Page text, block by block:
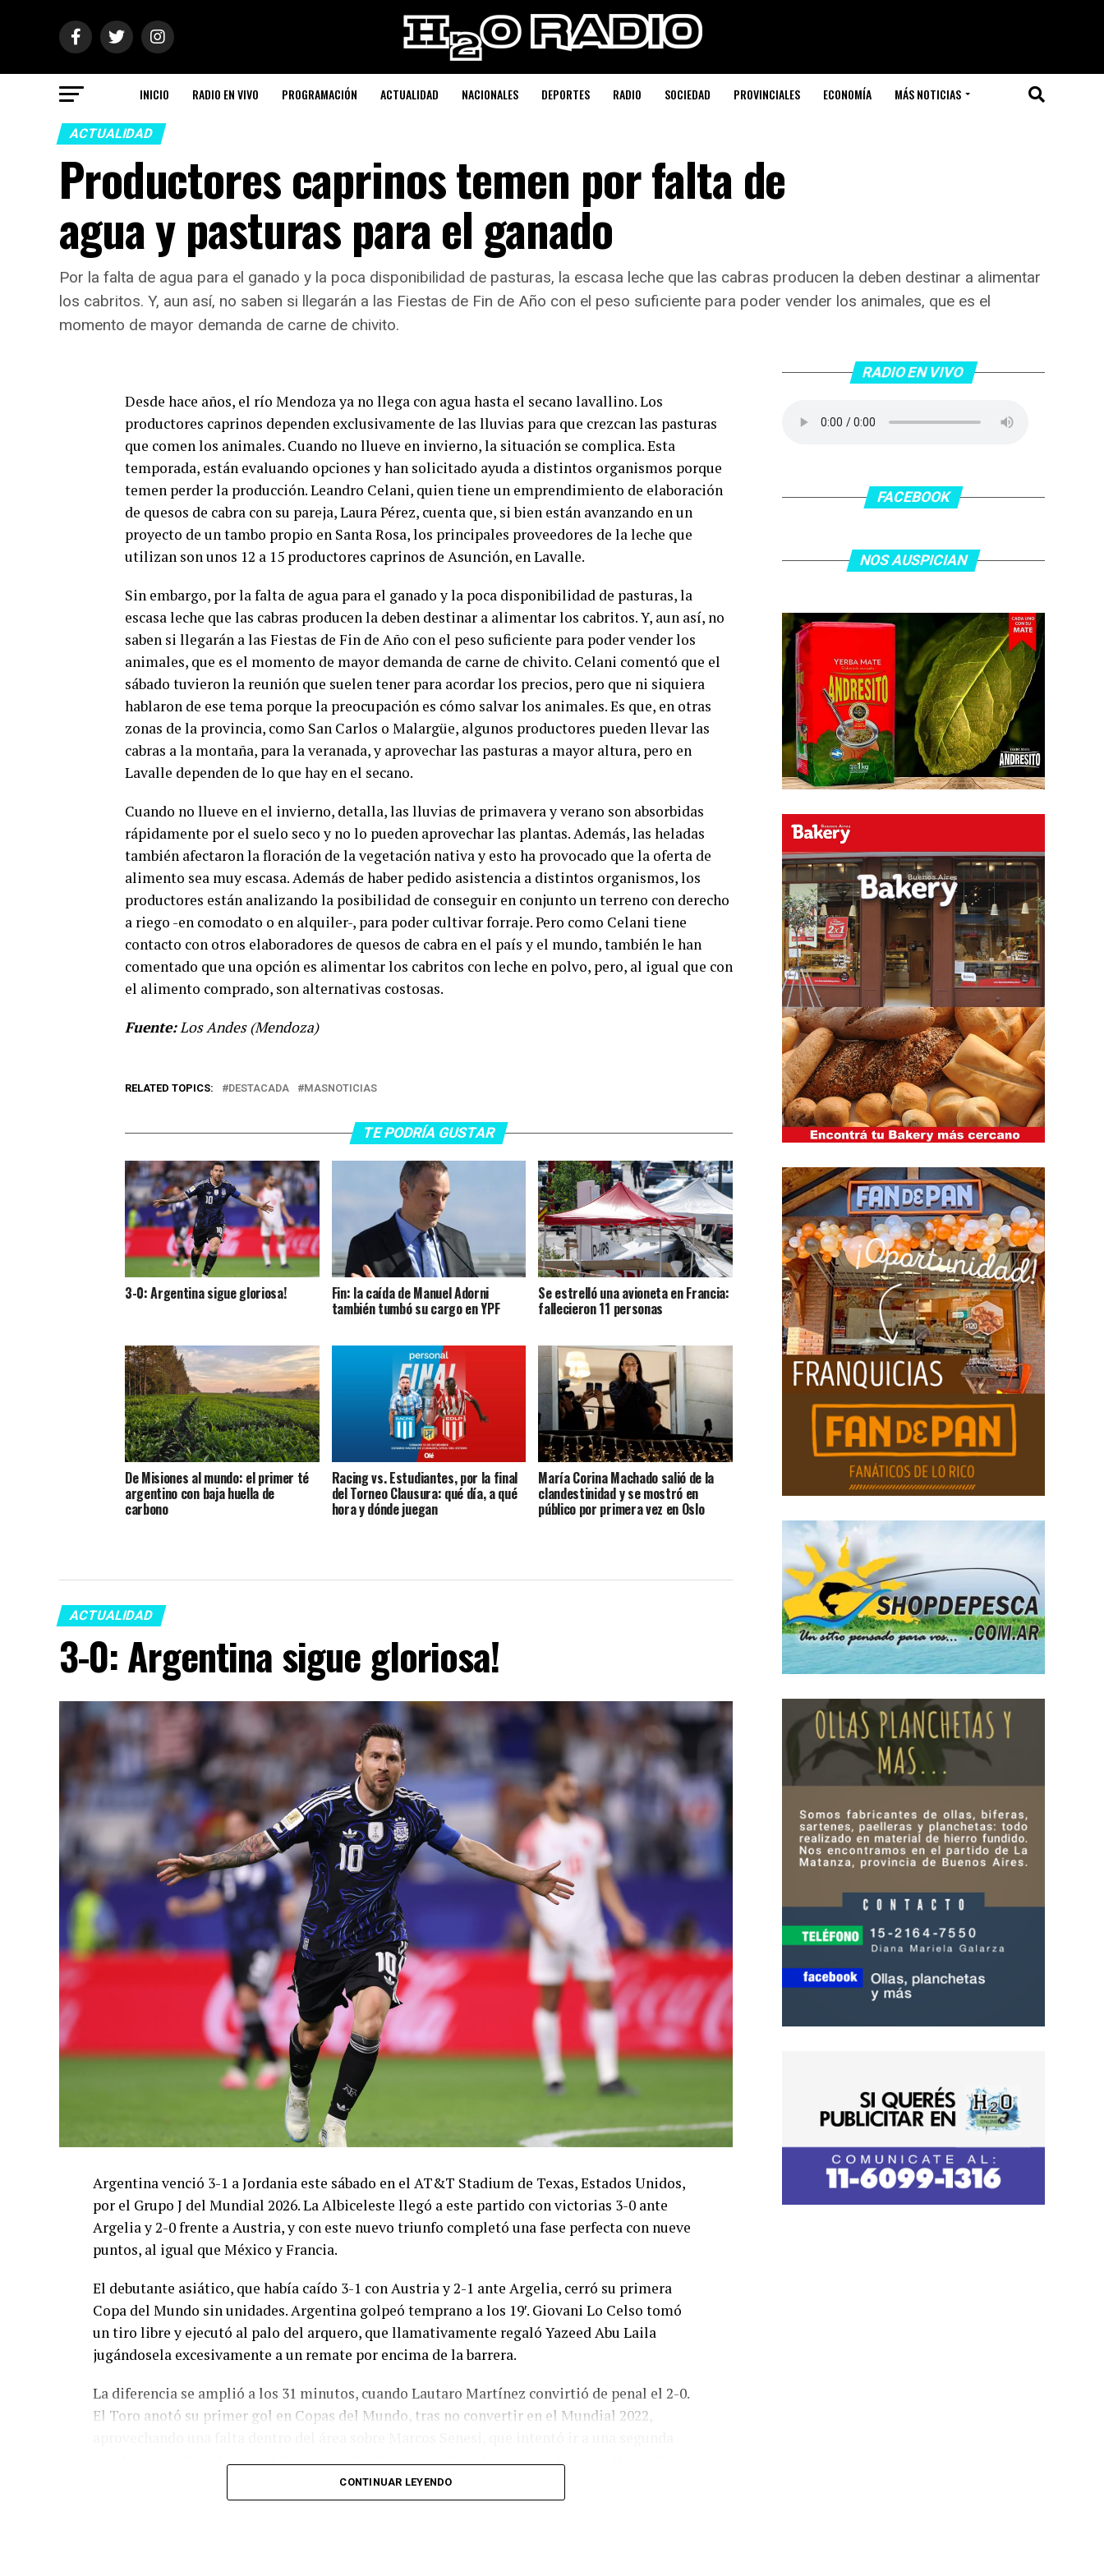
INICIO RADIO EN VIVO PROGRAMACIÓN ACTUALIDAD NACIONALES DEPORTES RADIO SOCIEDAD PROVINCIALES ECONOMÍA MÁS NOTICIAS
ACTUALIDAD
Productores caprinos temen por falta de
agua y pasturas para el ganado
Por la falta de agua para el ganado y la poca disponibilidad de pasturas, la escasa leche que las cabras producen la deben destinar a alimentar
los cabritos. Y, aun así, no saben si llegarán a las Fiestas de Fin de Año con el peso suficiente para poder vender los animales, que es el
momento de mayor demanda de carne de chivito.
Desde hace años, el río Mendoza ya no llega con agua hasta el secano lavallino. Los
productores caprinos dependen exclusivamente de las lluvias para que crezcan las pasturas
que comen los animales. Cuando no llueve en invierno, la situación se complica. Esta
temporada, están evaluando opciones y han solicitado ayuda a distintos organismos porque
temen perder la producción. Leandro Celani, quien tiene un emprendimiento de elaboración
de quesos de cabra con su pareja, Laura Pérez, cuenta que, si bien están avanzando en un
proyecto de un tambo propio en Santa Rosa, los principales proveedores de la leche que
utilizan son unos 12 a 15 productores caprinos de Asunción, en Lavalle.
Sin embargo, por la falta de agua para el ganado y la poca disponibilidad de pasturas, la
escasa leche que las cabras producen la deben destinar a alimentar los cabritos. Y, aun así, no
saben si llegarán a las Fiestas de Fin de Año con el peso suficiente para poder vender los
animales, que es el momento de mayor demanda de carne de chivito. Celani comentó que el
sábado tuvieron la reunión que suelen tener para acordar los precios, pero que ni siquiera
hablaron de ese tema porque la preocupación es cómo salvar los animales. Es que, en otras
zonas de la provincia, como San Carlos o Malargüe, algunos productores pueden llevar las
cabras a la montaña, para la veranada, y aprovechar las pasturas a mayor altura, pero en
Lavalle dependen de lo que hay en el secano.
Cuando no llueve en el invierno, detalla, las lluvias de primavera y verano son absorbidas
rápidamente por el suelo seco y no lo pueden aprovechar las plantas. Además, las heladas
también afectaron la floración de la vegetación nativa y esto ha provocado que la oferta de
alimento sea muy escasa. Además de haber pedido asistencia a distintos organismos, los
productores están analizando la posibilidad de conseguir en conjunto un terreno con derecho
a riego -en comodato o en alquiler-, para poder cultivar forraje. Pero como Celani tiene
contacto con otros elaboradores de quesos de cabra en el país y el mundo, también le han
comentado que una opción es alimentar los cabritos con leche en polvo, pero, al igual que con
el alimento comprado, son alternativas costosas.
Fuente:Los Andes (Mendoza)
RELATED TOPICS: DESTACADA MASNOTICIAS
TE PODRÍA GUSTAR
3-0: Argentina sigue gloriosa! Fin: la caída de Manuel Adorni
también tumbó su cargo en YPF
Se estrelló una avioneta en Francia:
fallecieron 11 personas
De Misiones al mundo: el primer té
argentino con baja huella de
carbono
Racing vs. Estudiantes, por la final
del Torneo Clausura: qué día, a qué
hora y dónde juegan
María Corina Machado salió de la
clandestinidad y se mostró en
público por primera vez en Oslo
ACTUALIDAD
3-0: Argentina sigue gloriosa!
Argentina venció 3-1 a Jordania este sábado en el AT&T Stadium de Texas, Estados Unidos,
por el Grupo J del Mundial 2026. La Albiceleste llegó a este partido con victorias 3-0 ante
Argelia y 2-0 frente a Austria, y con este nuevo triunfo completó una fase perfecta con nueve
puntos, al igual que México y Francia.
El debutante asiático, que había caído 3-1 con Austria y 2-1 ante Argelia, cerró su primera
Copa del Mundo sin unidades. Argentina golpeó temprano a los 19′. Giovani Lo Celso tomó
un tiro libre y ejecutó al palo del arquero, que llamativamente regaló Yazeed Abu Laila
jugándosela excesivamente a un remate por encima de la barrera.
La diferencia se amplió a los 31 minutos, cuando Lautaro Martínez convirtió de penal el 2-0.
El Toro anotó su primer gol en Copas del Mundo, tras no convertir en el Mundial 2022,
pelota luego de un tiro en el travesaño del delanatero del Inter, pero se terminó llevando una
CONTINUAR LEYENDO
RADIO EN VIVO
FACEBOOK
NOS AUSPICIAN